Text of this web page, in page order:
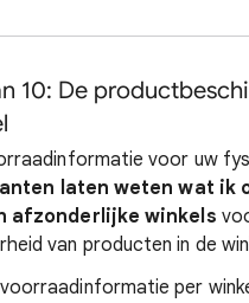
10: De
voor uw
laten weten wat ik
afzonderlijke winkels
van producten in de
per